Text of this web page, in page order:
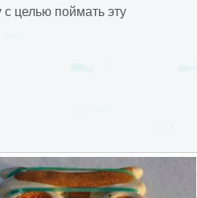
целью поймать эту